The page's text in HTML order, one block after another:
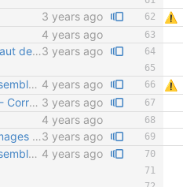
3 years ago
4 years ago
Résolution de problèmes de saut de pages - Suppression du CSS "en dur" qui faisait aussi sauter des pages dans les mauvaises sections (étapes de montage du moyeu etc.) - Ajout de code HTML dans les fichiers .md pour éviter les sauts de pages là où c'est gênant3 years ago
Amélioration mise en page assemblage chassis 4 years ago
Ajustements suite à relecture - Correction de la syntaxe pour séparer correctement les paragraphes - Correction sur les formats 3D (on ne fait plus de PDF 3D, et edrawings est complexe et intrusif à installer) - Suppression de la phrase "pour tout fabriquer soi-même" qui peut induire en erreur (certaines pièces chaudronnées nécessitent un outillage lourd) - Corrections sur le placement des rondelles - Suppression des références au sciage des vis (normalement inutile dans cette version) 3 years ago
4 years ago
Optimisation de la taille des images Utilisation du script d'optimisation. La taille totale du PDF passe de 36Mo à 16Mo.3 years ago
Amélioration mise en page assemblage chassis 4 years ago